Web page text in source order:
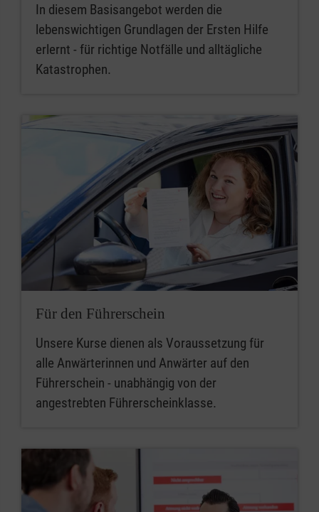
In diesem Basisangebot werden die
lebenswichtigen Grundlagen der Ersten Hilfe
erlernt - für richtige Notfälle und alltägliche
Katastrophen.
Für den Führerschein
Unsere Kurse dienen als Voraussetzung für
alle Anwärterinnen und Anwärter auf den
Führerschein - unabhängig von der
angestrebten Führerscheinklasse.